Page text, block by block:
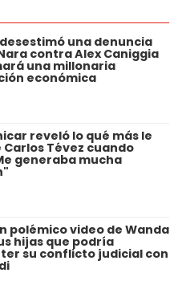
una denuncia
contra Alex Caniggia
una millonaria
económica
reveló lo qué más le
Tévez cuando
generaba mucha
polémico video de Wanda
hijas que podría
su conflicto judicial con